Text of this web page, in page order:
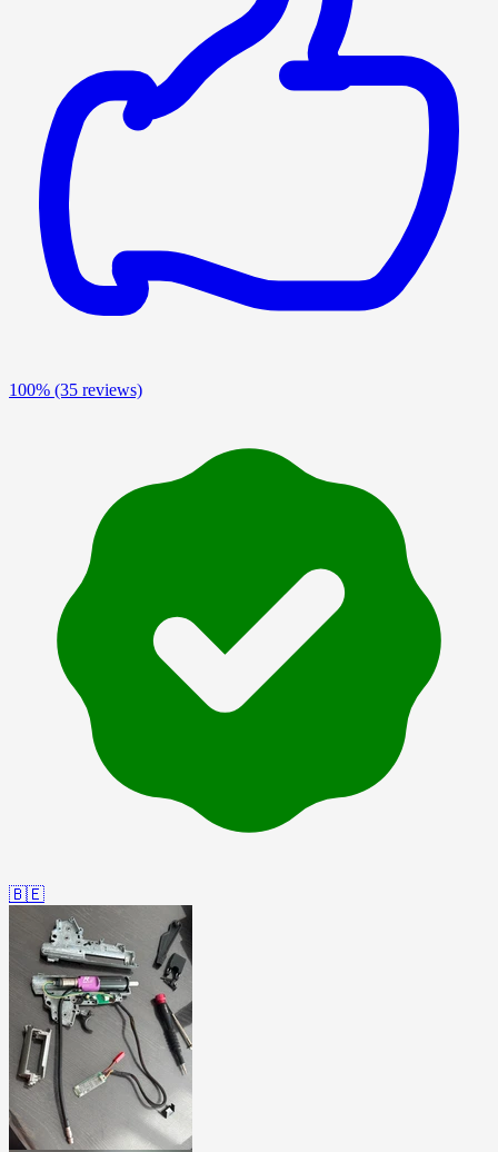
100% (35 reviews)
🇧🇪